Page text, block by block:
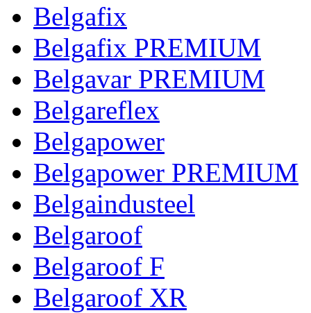
Belgafix
Belgafix PREMIUM
Belgavar PREMIUM
Belgareflex
Belgapower
Belgapower PREMIUM
Belgaindusteel
Belgaroof
Belgaroof F
Belgaroof XR